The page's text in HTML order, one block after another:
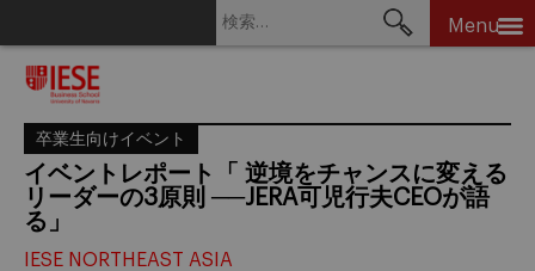
Menu
卒業生向けイベント
イベントレポート「 逆境をチャンスに変える
リーダーの3原則 ──JERA可児行夫CEOが語
る」
IESE NORTHEAST ASIA